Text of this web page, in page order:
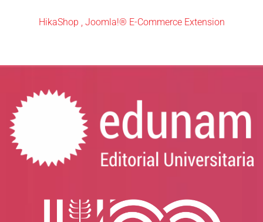
HikaShop , Joomla!® E-Commerce Extension